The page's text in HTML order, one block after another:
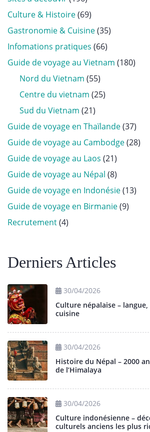
Culture & Histoire(69)
Gastronomie & Cuisine(35)
Infomations pratiques (66)
Guide de voyage au Vietnam (180)
Nord du Vietnam (55)
Centre du vietnam (25)
Sud du Vietnam (21)
Guide de voyage en Thaïlande(37)
Guide de voyage au Cambodge(28)
Guide de voyage au Laos (21)
Guide de voyage au Népal (8)
Guide de voyage en Indonésie(13)
Guide de voyage en Birmanie(9)
Recrutement(4)
Derniers Articles
30/04/2026
Culture népalaise –
cuisine
30/04/2026
Histoire du Népal – 2000
de l’Himalaya
30/04/2026
Culture indonésienne –
culturels anciens les plus